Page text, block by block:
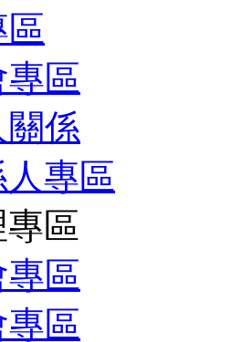
區
專區
係
專區
區
區
區